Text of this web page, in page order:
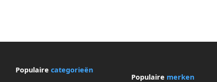
Populaire categorieën
Populaire merken